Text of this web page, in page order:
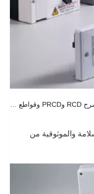
والموثوقية من